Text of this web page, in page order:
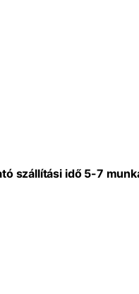
szállítási idő 5-7